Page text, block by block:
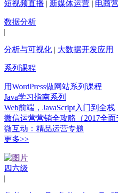
短视频直播 | 新媒体运营 | 电商
数据分析
|
分析与可视化 | 大数据开发应用
系列课程
用WordPress做网站系列课程
Java学习指南系列
Web前端，JavaScript入门到全栈
微信运营营销全攻略（2017全面
微互动：精品运营专题
更多>>
四六级
|